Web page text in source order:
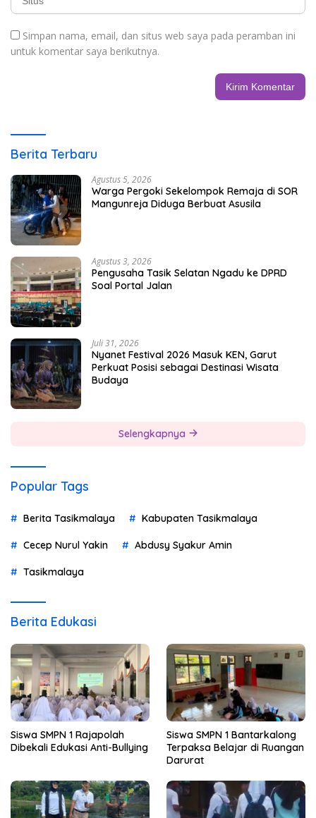
Simpan nama, email, dan situs web saya pada peramban ini
untuk komentar saya berikutnya.
Berita Terbaru
Agustus 5, 2026
Warga Pergoki Sekelompok Remaja di SOR
Mangunreja Diduga Berbuat Asusila
Agustus 3, 2026
Pengusaha Tasik Selatan Ngadu ke DPRD
Soal Portal Jalan
Juli 31, 2026
Nyanet Festival 2026 Masuk KEN, Garut
Perkuat Posisi sebagai Destinasi Wisata
Budaya
Selengkapnya
Popular Tags
Berita Tasikmalaya Kabupaten Tasikmalaya
Cecep Nurul Yakin Abdusy Syakur Amin
Tasikmalaya
Berita Edukasi
Siswa SMPN 1 Rajapolah
Dibekali Edukasi Anti-Bullying
Siswa SMPN 1 Bantarkalong
Terpaksa Belajar di Ruangan
Darurat